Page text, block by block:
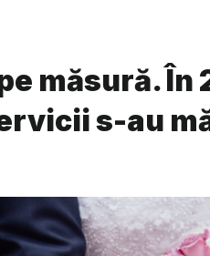
măsură. În
s-au